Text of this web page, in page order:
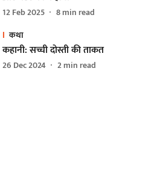
12 Feb 2025 8min read
कथा
कहानी: सच्ची दोस्ती की ताकत
26 Dec 2024 2min read